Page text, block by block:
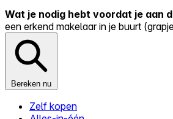
Wat je nodig hebt voordat je aan
een erkend makelaar in je buurt
Bereken nu
Zelf kopen